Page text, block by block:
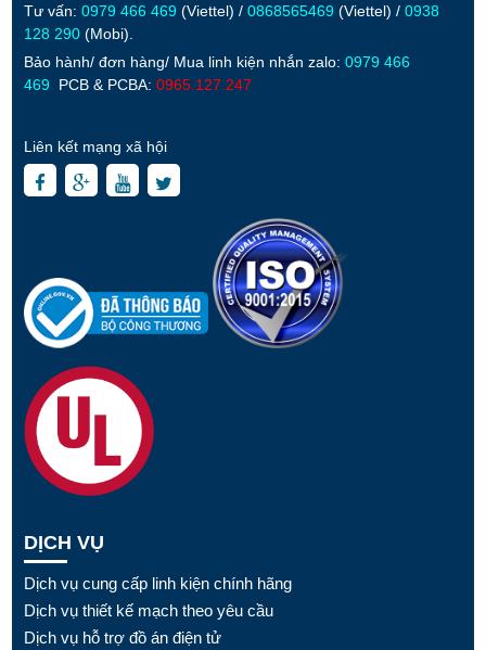
Tư vấn: 0979 466 469 (Viettel) / 0868565469 (Viettel) / 0938
128 290 (Mobi).
Bảo hành/ đơn hàng/ Mua linh kiện nhắn zalo: 0979 466
469
PCB & PCBA: 0965.127.247
Liên kết mạng xã hội
DỊCH VỤ
Dịch vụ cung cấp linh kiện chính hãng
Dịch vụ thiết kế mạch theo yêu cầu
Dịch vụ hỗ trợ đồ án điện tử